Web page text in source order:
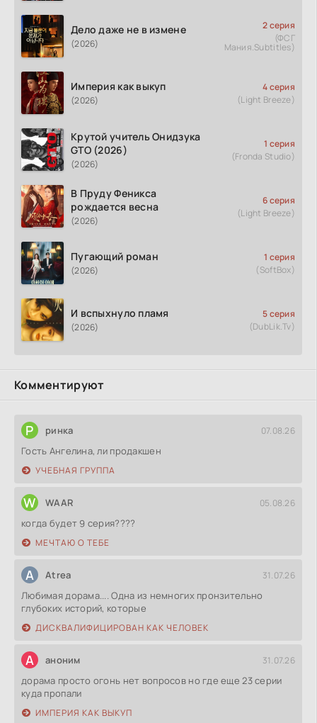
Дело даже не в измене
(2026)
2 серия
(ФСГ
Мания.Subtitles)
Империя как выкуп
(2026)
4 серия
(Light Breeze)
Крутой учитель Онидзука
GTO (2026)
(2026)
1 серия
(Fronda Studio)
В Пруду Феникса
рождается весна
(2026)
6 серия
(Light Breeze)
Пугающий роман
(2026)
1 серия
(SoftBox)
И вспыхнуло пламя
(2026)
5 серия
(DubLik.Tv)
Комментируют
Р ринка 07.08.26
Гость Ангелина, ли продакшен
УЧЕБНАЯ ГРУППА
W WAAR 05.08.26
когда будет 9 серия????
МЕЧТАЮ О ТЕБЕ
A Atrea 31.07.26
Любимая дорама.... Одна из немногих пронзительно
глубоких историй, которые
ДИСКВАЛИФИЦИРОВАН КАК ЧЕЛОВЕК
А аноним 31.07.26
дорама просто огонь нет вопросов но где еще 23 серии
куда пропали
ИМПЕРИЯ КАК ВЫКУП